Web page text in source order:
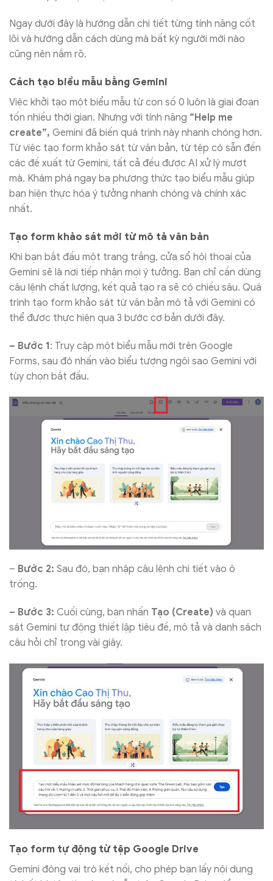
Ngay dưới đây là hướng dẫn chi tiết từng tính năng cốt
lõi và hướng dẫn cách dùng mà bất kỳ người mới nào
cũng nên nắm rõ.
Cách tạo biểu mẫu bằng Gemini
Việc khởi tạo một biểu mẫu từ con số 0 luôn là giai đoạn
tốn nhiều thời gian. Nhưng với tính năng “Help me
create”, Gemini đã biến quá trình này nhanh chóng hơn.
Từ việc tạo form khảo sát từ văn bản, từ tệp có sẵn đến
các đề xuất từ Gemini, tất cả đều được AI xử lý mượt
mà. Khám phá ngay ba phương thức tạo biểu mẫu giúp
bạn hiện thực hóa ý tưởng nhanh chóng và chính xác
nhất.
Tạo form khảo sát mới từ mô tả văn bản
Khi bạn bắt đầu một trang trắng, cửa sổ hội thoại của
Gemini sẽ là nơi tiếp nhận mọi ý tưởng. Bạn chỉ cần dùng
câu lệnh chất lượng, kết quả tạo ra sẽ có chiều sâu. Quá
trình tạo form khảo sát từ văn bản mô tả với Gemini có
thể được thực hiện qua 3 bước cơ bản dưới đây.
– Bước 1: Truy cập một biểu mẫu mới trên Google
Forms, sau đó nhấn vào biểu tượng ngôi sao Gemini với
tùy chọn bắt đầu.
– Bước 2: Sau đó, bạn nhập câu lệnh chi tiết vào ô
trống.
– Bước 3: Cuối cùng, bạn nhấn Tạo (Create) và quan
sát Gemini tự động thiết lập tiêu đề, mô tả và danh sách
câu hỏi chỉ trong vài giây.
Tạo form tự động từ tệp Google Drive
Gemini đóng vai trò kết nối, cho phép bạn lấy nội dung